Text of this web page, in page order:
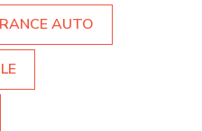
AUTO